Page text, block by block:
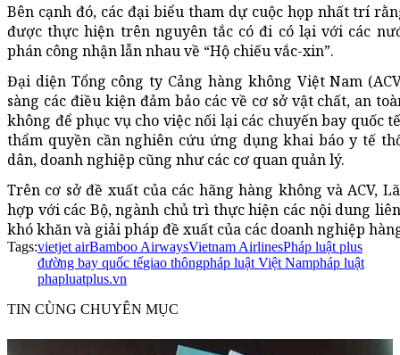
Bên cạnh đó, các đại biểu tham dự cuộc họp nhất trí
được thực hiện trên nguyên tắc có đi có lại với các
phán công nhận lẫn nhau về “Hộ chiếu vắc-xin”.
Đại diện Tổng công ty Cảng hàng không Việt Nam
sàng các điều kiện đảm bảo các về cơ sở vật chất, an
không để phục vụ cho việc nối lại các chuyến bay quốc
thẩm quyền cần nghiên cứu ứng dụng khai báo y tế
dân, doanh nghiệp cũng như các cơ quan quản lý.
Trên cơ sở đề xuất của các hãng hàng không và ACV,
hợp với các Bộ, ngành chủ trì thực hiện các nội dung
khó khăn và giải pháp đề xuất của các doanh nghiệp
Tags:vietjet airBamboo AirwaysVietnam AirlinesPháp luật plus
đường bay quốc tếgiao thôngpháp luật Việt Nampháp luật
phapluatplus.vn
TIN CÙNG CHUYÊN MỤC